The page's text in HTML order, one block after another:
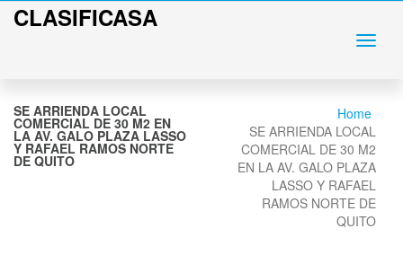
CLASIFICASA
SE ARRIENDA LOCAL
COMERCIAL DE 30 M2 EN
LA AV. GALO PLAZA LASSO
Y RAFAEL RAMOS NORTE
DE QUITO
Home
SE ARRIENDA LOCAL
COMERCIAL DE 30 M2
EN LA AV. GALO PLAZA
LASSO Y RAFAEL
RAMOS NORTE DE
QUITO